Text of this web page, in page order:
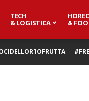
TECH
& LOGISTICA &